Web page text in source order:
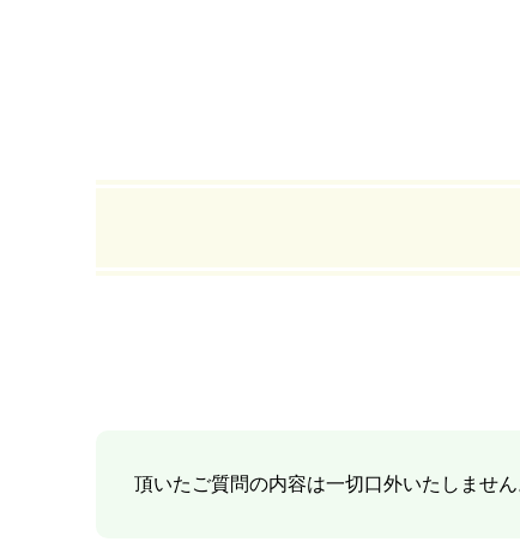
頂いたご質問の内容は一切口外いたしませ